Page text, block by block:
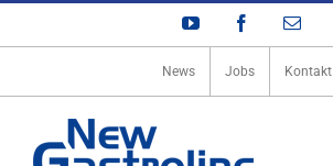
Zum
YouTube Facebook
E-
News Jobs Kontakt